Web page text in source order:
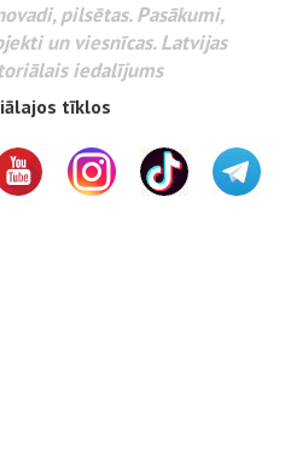
pilsētas. Pasākumi,
un viesnīcas. Latvijas
iedalījums
tīklos